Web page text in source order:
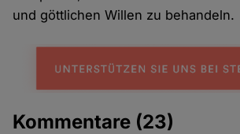
und göttlichen Willen zu behandeln.
Kommentare (23)